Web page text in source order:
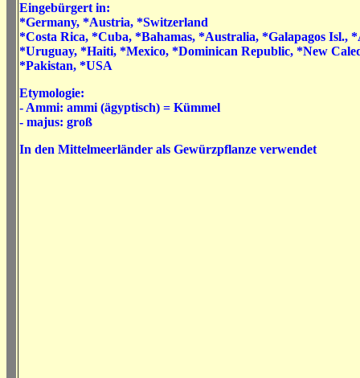
Eingebürgert in:
*Germany, *Austria, *Switzerland
*Costa Rica, *Cuba, *Bahamas, *Australia, *Galapagos Isl.,
*Uruguay, *Haiti, *Mexico, *Dominican Republic, *New
*Pakistan, *USA
Etymologie:
- Ammi: ammi (ägyptisch) = Kümmel
- majus: groß
In den Mittelmeerländer als Gewürzpflanze verwendet